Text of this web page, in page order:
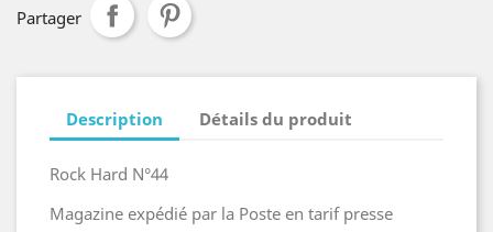
Partager
Description Détails du produit
Rock Hard N°44
Magazine expédié par la Poste en tarif presse